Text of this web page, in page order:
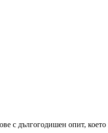
с дългогодишен опит,